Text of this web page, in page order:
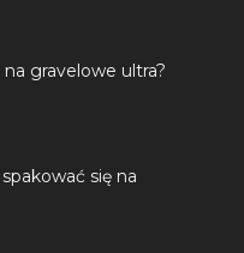
gravelowe ultra?
się na